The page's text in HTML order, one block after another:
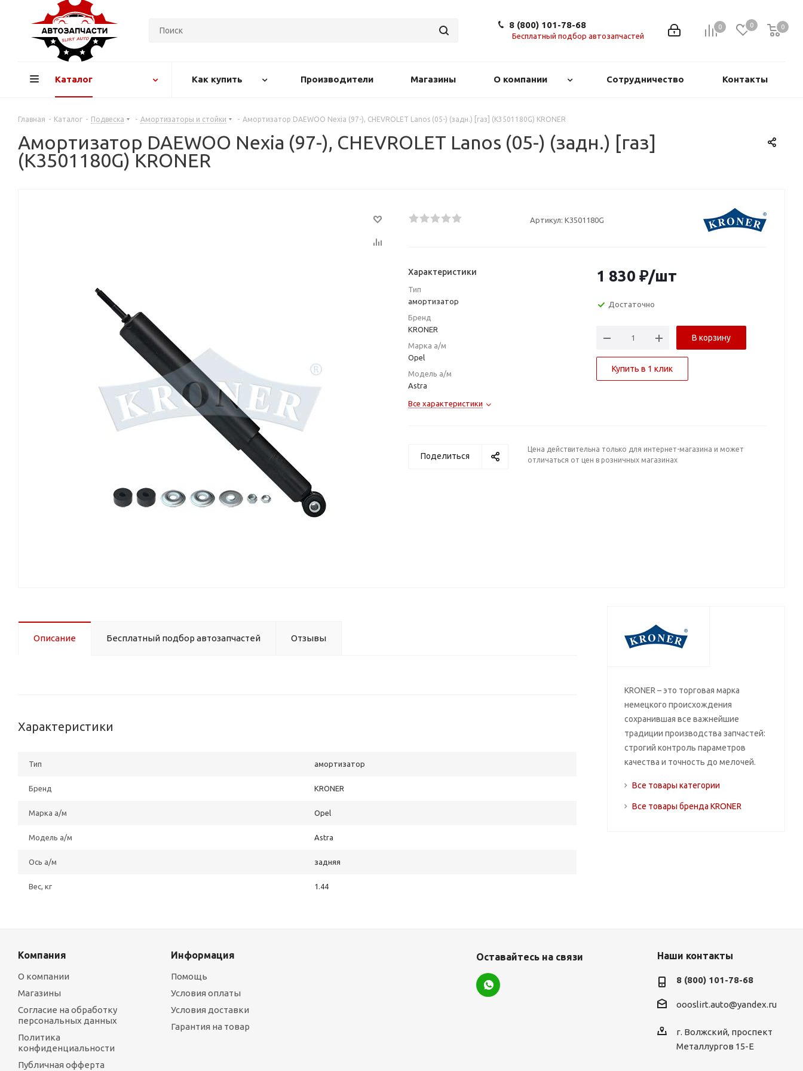
0 0 0
0
8 (800) 101-78-68
Бесплатный подбор автозапчастей
Каталог Как купить Производители Магазины О компании Сотрудничество Контакты
Главная - Каталог - Подвеска - Амортизаторы и стойки - Амортизатор DAEWOO Nexia (97-), CHEVROLET Lanos (05-) (задн.) [газ] (K3501180G) KRONER
Амортизатор DAEWOO Nexia (97-), CHEVROLET Lanos (05-) (задн.) [газ]
(K3501180G) KRONER
Артикул: K3501180G
Характеристики
Тип
амортизатор
Бренд
KRONER
Марка а/м
Opel
Модель а/м
Astra
Все характеристики
1 830 ₽/шт
Достаточно
В корзину
Купить в 1 клик
Поделиться
Цена действительна только для интернет-магазина и может
отличаться от цен в розничных магазинах
Описание Бесплатный подбор автозапчастей Отзывы
Характеристики
Тип амортизатор
Бренд KRONER
Марка а/м Opel
Модель а/м Astra
Ось а/м задняя
Вес, кг 1.44
KRONER – это торговая марка
немецкого происхождения
сохранившая все важнейшие
традиции производства запчастей:
строгий контроль параметров
качества и точность до мелочей.
Все товары категории
Все товары бренда KRONER
Компания
О компании
Магазины
Согласие на обработку
персональных данных
Политика
конфиденциальности
Публичная офферта
Информация
Помощь
Условия оплаты
Условия доставки
Гарантия на товар
Оставайтесь на связи Наши контакты
8 (800) 101-78-68
oooslirt.auto@yandex.ru
г. Волжский, проспект
Металлургов 15-Е